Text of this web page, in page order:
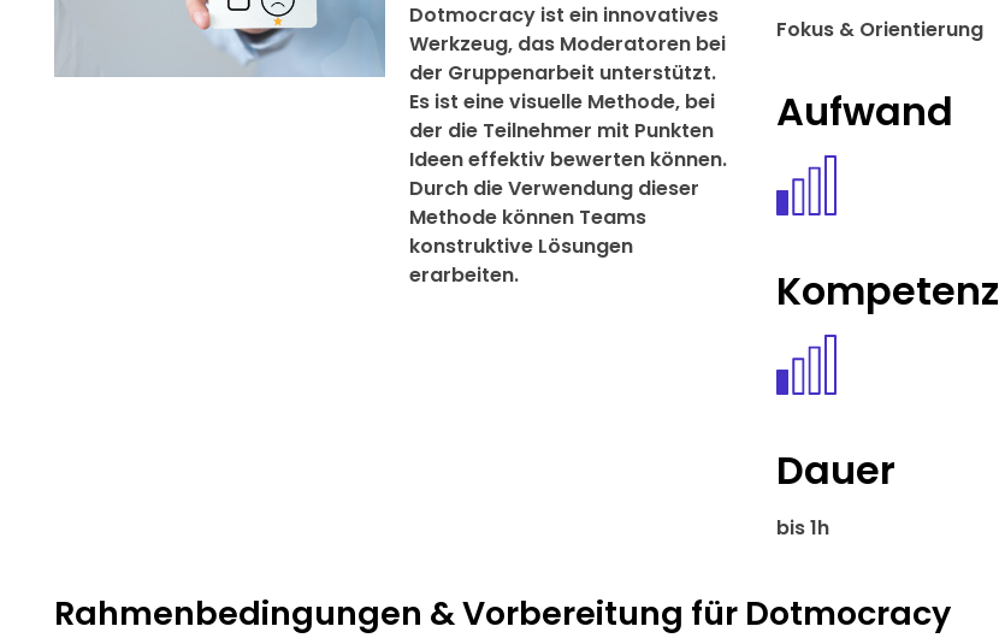
Dotmocracy ist ein innovatives
Werkzeug, das Moderatoren bei
der Gruppenarbeit unterstützt.
Es ist eine visuelle Methode, bei
der die Teilnehmer mit Punkten
Ideen effektiv bewerten können.
Durch die Verwendung dieser
Methode können Teams
konstruktive Lösungen
erarbeiten.
Fokus & Orientierung
Aufwand
Kompetenz
Dauer
bis 1h
Rahmenbedingungen & Vorbereitung für Dotmocracy